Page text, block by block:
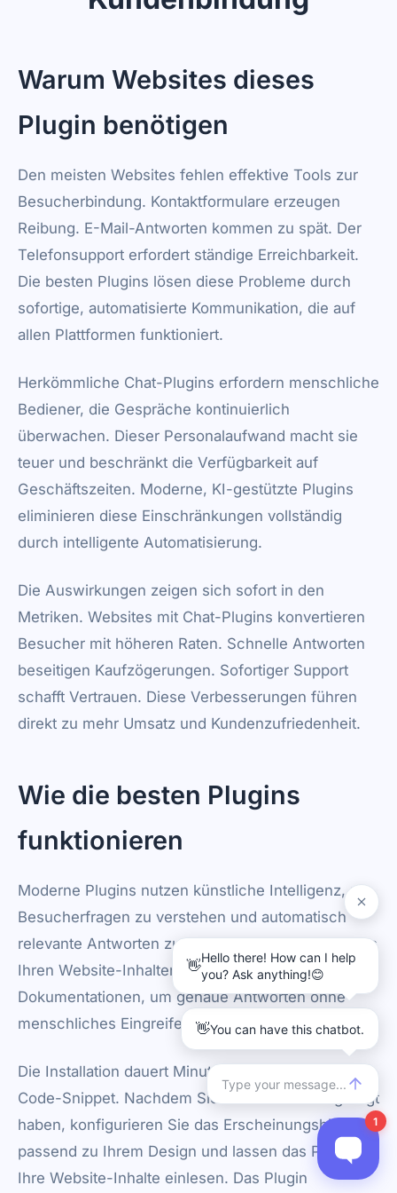
Warum Websites dieses
Plugin benötigen
Den meisten Websites fehlen effektive Tools zur
Besucherbindung. Kontaktformulare erzeugen
Reibung. E-Mail-Antworten kommen zu spät. Der
Telefonsupport erfordert ständige Erreichbarkeit.
Die besten Plugins lösen diese Probleme durch
sofortige, automatisierte Kommunikation, die auf
allen Plattformen funktioniert.
Herkömmliche Chat-Plugins erfordern menschliche
Bediener, die Gespräche kontinuierlich
überwachen. Dieser Personalaufwand macht sie
teuer und beschränkt die Verfügbarkeit auf
Geschäftszeiten. Moderne, KI-gestützte Plugins
eliminieren diese Einschränkungen vollständig
durch intelligente Automatisierung.
Die Auswirkungen zeigen sich sofort in den
Metriken. Websites mit Chat-Plugins konvertieren
Besucher mit höheren Raten. Schnelle Antworten
beseitigen Kaufzögerungen. Sofortiger Support
schafft Vertrauen. Diese Verbesserungen führen
direkt zu mehr Umsatz und Kundenzufriedenheit.
Wie die besten Plugins
funktionieren
Moderne Plugins nutzen künstliche Intelligenz, um
Besucherfragen zu verstehen und automatisch
relevante Antworten zu liefern. Das Plugin lernt aus
Ihren Website-Inhalten, Produkten und
Dokumentationen, um genaue Antworten ohne
menschliches Eingreifen zu liefern.
Die Installation dauert Minuten über ein einfaches
Code-Snippet. Nachdem Sie den Code hinzugefügt
haben, konfigurieren Sie das Erscheinungsbild
passend zu Ihrem Design und lassen das Plugin
Ihre Website-Inhalte einlesen. Das Plugin